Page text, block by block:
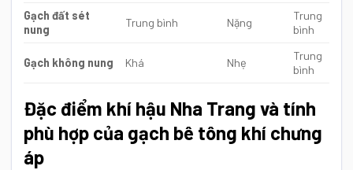
Gạch đất sét
nung
Trung bình Nặng
Trung
bình
Gạch không nung Khá Nhẹ
Trung
bình
Đặc điểm khí hậu Nha Trang và tính
phù hợp của gạch bê tông khí chưng
áp